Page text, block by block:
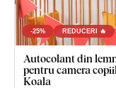
-25% REDUCERI 🔥
Autocolant din
pentru camera
Koala